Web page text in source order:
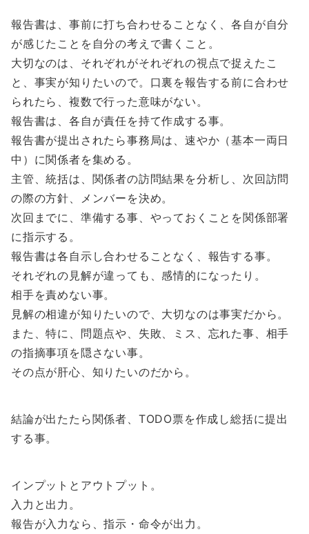
報告書は、事前に打ち合わせることなく、各自が自分
が感じたことを自分の考えで書くこと。
大切なのは、それぞれがそれぞれの視点で捉えたこ
と、事実が知りたいので。口裏を報告する前に合わせ
られたら、複数で行った意味がない。
報告書は、各自が責任を持て作成する事。
報告書が提出されたら事務局は、速やか（基本一両日
中）に関係者を集める。
主管、統括は、関係者の訪問結果を分析し、次回訪問
の際の方針、メンバーを決め。
次回までに、準備する事、やっておくことを関係部署
に指示する。
報告書は各自示し合わせることなく、報告する事。
それぞれの見解が違っても、感情的になったり。
相手を責めない事。
見解の相違が知りたいので、大切なのは事実だから。
また、特に、問題点や、失敗、ミス、忘れた事、相手
の指摘事項を隠さない事。
その点が肝心、知りたいのだから。
結論が出たたら関係者、TODO票を作成し総括に提出
する事。
インプットとアウトプット。
入力と出力。
報告が入力なら、指示・命令が出力。